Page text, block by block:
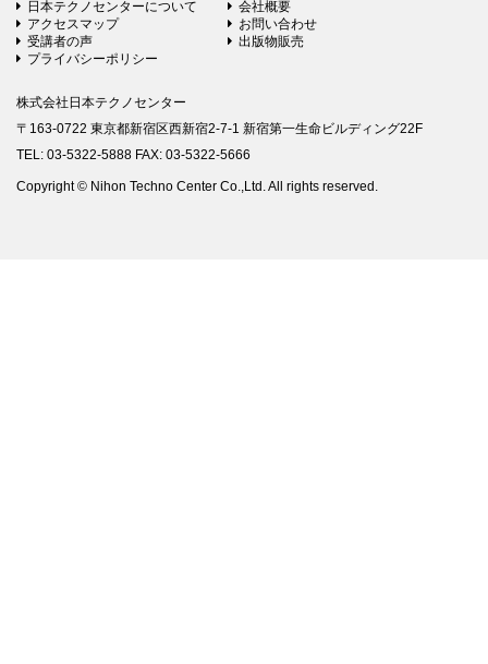
日本テクノセンターについて
会社概要
アクセスマップ
お問い合わせ
受講者の声
出版物販売
プライバシーポリシー
株式会社日本テクノセンター
〒163-0722 東京都新宿区西新宿2-7-1 新宿第一生命ビルディング22F
TEL: 03-5322-5888 FAX: 03-5322-5666
Copyright © Nihon Techno Center Co.,Ltd. All rights reserved.